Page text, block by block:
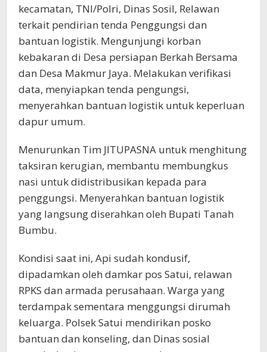
kecamatan, TNI/Polri, Dinas Sosil, Relawan
terkait pendirian tenda Penggungsi dan
bantuan logistik. Mengunjungi korban
kebakaran di Desa persiapan Berkah Bersama
dan Desa Makmur Jaya. Melakukan verifikasi
data, menyiapkan tenda pengungsi,
menyerahkan bantuan logistik untuk keperluan
dapur umum.
Menurunkan Tim JITUPASNA untuk menghitung
taksiran kerugian, membantu membungkus
nasi untuk didistribusikan kepada para
penggungsi. Menyerahkan bantuan logistik
yang langsung diserahkan oleh Bupati Tanah
Bumbu.
Kondisi saat ini, Api sudah kondusif,
dipadamkan oleh damkar pos Satui, relawan
RPKS dan armada perusahaan. Warga yang
terdampak sementara menggungsi dirumah
keluarga. Polsek Satui mendirikan posko
bantuan dan konseling, dan Dinas sosial